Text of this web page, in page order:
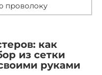
проволоку
как
из сетки
руками